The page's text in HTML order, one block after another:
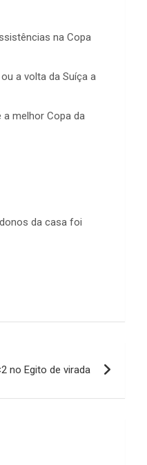
na Copa
a volta da Suíça a
melhor Copa da
da casa foi
no Egito de virada